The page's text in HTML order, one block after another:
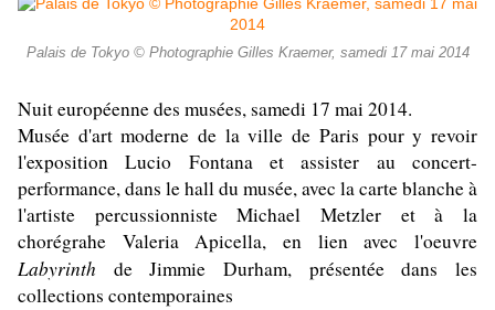
Palais de Tokyo © Photographie Gilles Kraemer, samedi 17 mai 2014
Nuit européenne des musées, samedi 17 mai 2014.
Musée d'art moderne de la ville de Paris pour y revoir
l'exposition Lucio Fontana et assister au concert-
performance, dans le hall du musée, avec la carte blanche à
l'artiste percussionniste Michael Metzler et à la
chorégrahe Valeria Apicella, en lien avec l'oeuvre
Labyrinth de Jimmie Durham, présentée dans les
collections contemporaines